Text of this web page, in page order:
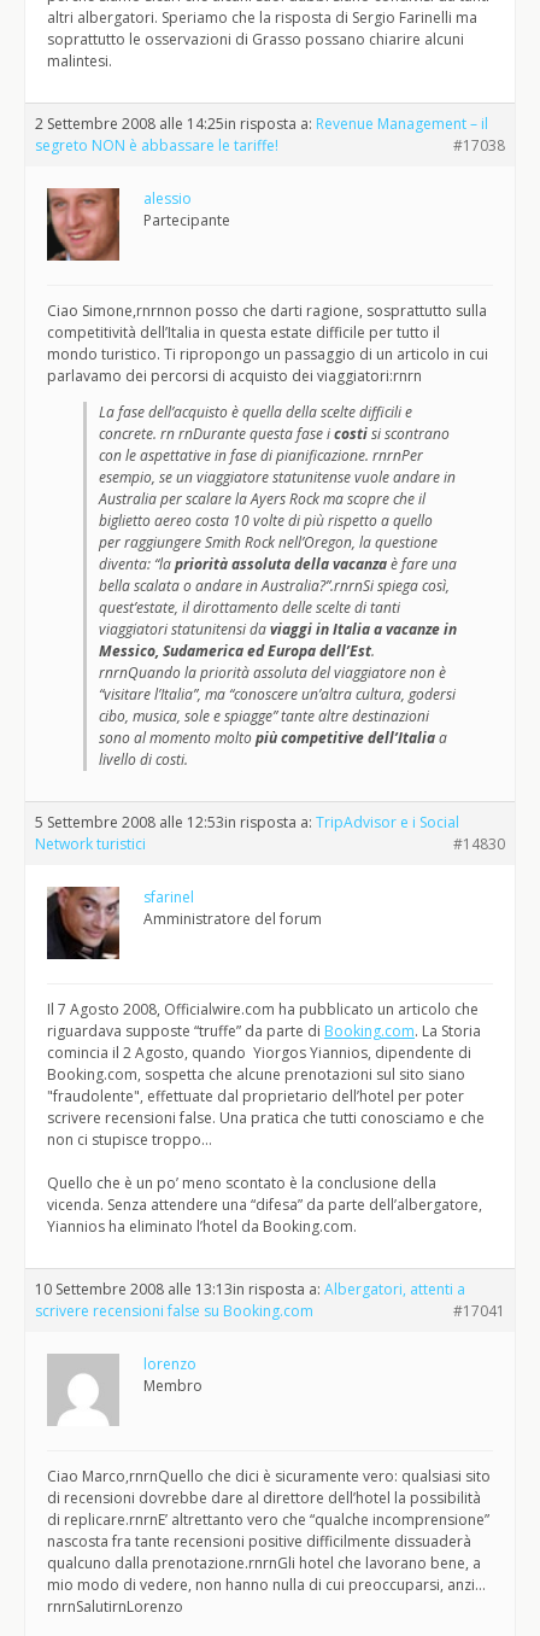
altri albergatori. Speriamo che la risposta di Sergio Farinelli ma
soprattutto le osservazioni di Grasso possano chiarire alcuni
malintesi.
2 Settembre 2008 alle 14:25in risposta a: Revenue Management – il
segreto NON è abbassare le tariffe!
#17038
alessio
Partecipante
Ciao Simone,rnrnnon posso che darti ragione, sosprattutto sulla
competitività dell’Italia in questa estate difficile per tutto il
mondo turistico. Ti ripropongo un passaggio di un articolo in cui
parlavamo dei percorsi di acquisto dei viaggiatori:rnrn
La fase dell’acquisto è quella della scelte difficili e
concrete. rn rnDurante questa fase icostisi scontrano
con le aspettative in fase di pianificazione. rnrnPer
esempio, se un viaggiatore statunitense vuole andare in
Australia per scalare la Ayers Rock ma scopre che il
biglietto aereo costa 10 volte di più rispetto a quello
per raggiungere Smith Rock nell’Oregon, la questione
diventa: “lapriorità assoluta della vacanzaè fare una
bella scalata o andare in Australia?”.rnrnSi spiega così,
quest’estate, il dirottamento delle scelte di tanti
viaggiatori statunitensi daviaggi in Italia a vacanze in
Messico, Sudamerica ed Europa dell’Est.
rnrnQuando la priorità assoluta del viaggiatore non è
“visitare l’Italia”, ma “conoscere un’altra cultura, godersi
cibo, musica, sole e spiagge” tante altre destinazioni
sono al momento moltopiù competitive dell’Italiaa
livello di costi.
5 Settembre 2008 alle 12:53in risposta a: TripAdvisor e i Social
Network turistici
#14830
sfarinel
Amministratore del forum
Il 7 Agosto 2008, Officialwire.com ha pubblicato un articolo che
riguardava supposte “truffe” da parte di Booking.com. La Storia
comincia il 2 Agosto, quando Yiorgos Yiannios, dipendente di
Booking.com, sospetta che alcune prenotazioni sul sito siano
"fraudolente", effettuate dal proprietario dell’hotel per poter
scrivere recensioni false. Una pratica che tutti conosciamo e che
non ci stupisce troppo…
Quello che è un po’ meno scontato è la conclusione della
vicenda. Senza attendere una “difesa” da parte dell’albergatore,
Yiannios ha eliminato l’hotel da Booking.com.
10 Settembre 2008 alle 13:13in risposta a: Albergatori, attenti a
scrivere recensioni false su Booking.com
#17041
lorenzo
Membro
Ciao Marco,rnrnQuello che dici è sicuramente vero: qualsiasi sito
di recensioni dovrebbe dare al direttore dell’hotel la possibilità
di replicare.rnrnE’ altrettanto vero che “qualche incomprensione”
nascosta fra tante recensioni positive difficilmente dissuaderà
qualcuno dalla prenotazione.rnrnGli hotel che lavorano bene, a
mio modo di vedere, non hanno nulla di cui preoccuparsi, anzi…
rnrnSalutirnLorenzo